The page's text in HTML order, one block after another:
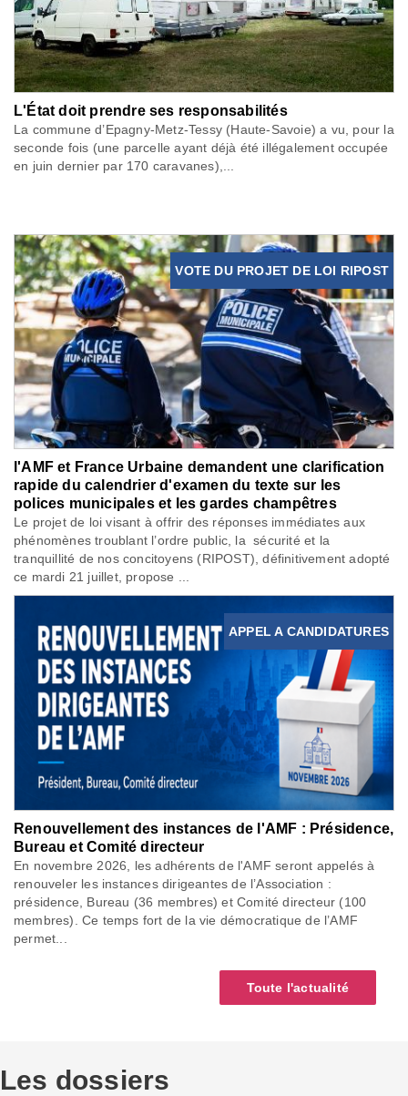
L'État doit prendre ses responsabilités
La commune d’Epagny-Metz-Tessy (Haute-Savoie) a vu, pour la
seconde fois (une parcelle ayant déjà été illégalement occupée
en juin dernier par 170 caravanes),...
VOTE DU PROJET DE LOI RIPOST
l'AMF et France Urbaine demandent une clarification
rapide du calendrier d'examen du texte sur les
polices municipales et les gardes champêtres
Le projet de loi visant à offrir des réponses immédiates aux
phénomènes troublant l’ordre public, la sécurité et la
tranquillité de nos concitoyens (RIPOST), définitivement adopté
ce mardi 21 juillet, propose ...
APPEL A CANDIDATURES
Renouvellement des instances de l'AMF : Présidence,
Bureau et Comité directeur
En novembre 2026, les adhérents de l'AMF seront appelés à
renouveler les instances dirigeantes de l’Association :
présidence, Bureau (36 membres) et Comité directeur (100
membres). Ce temps fort de la vie démocratique de l’AMF
permet...
Toute l'actualité
Les dossiers